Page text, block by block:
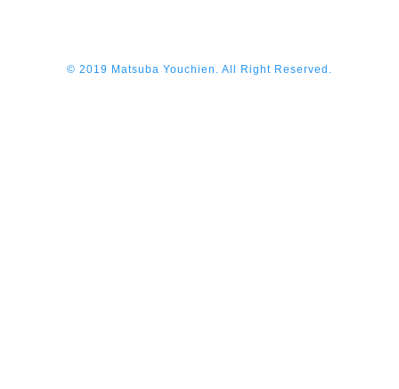
© 2019 Matsuba Youchien. All Right Reserved.